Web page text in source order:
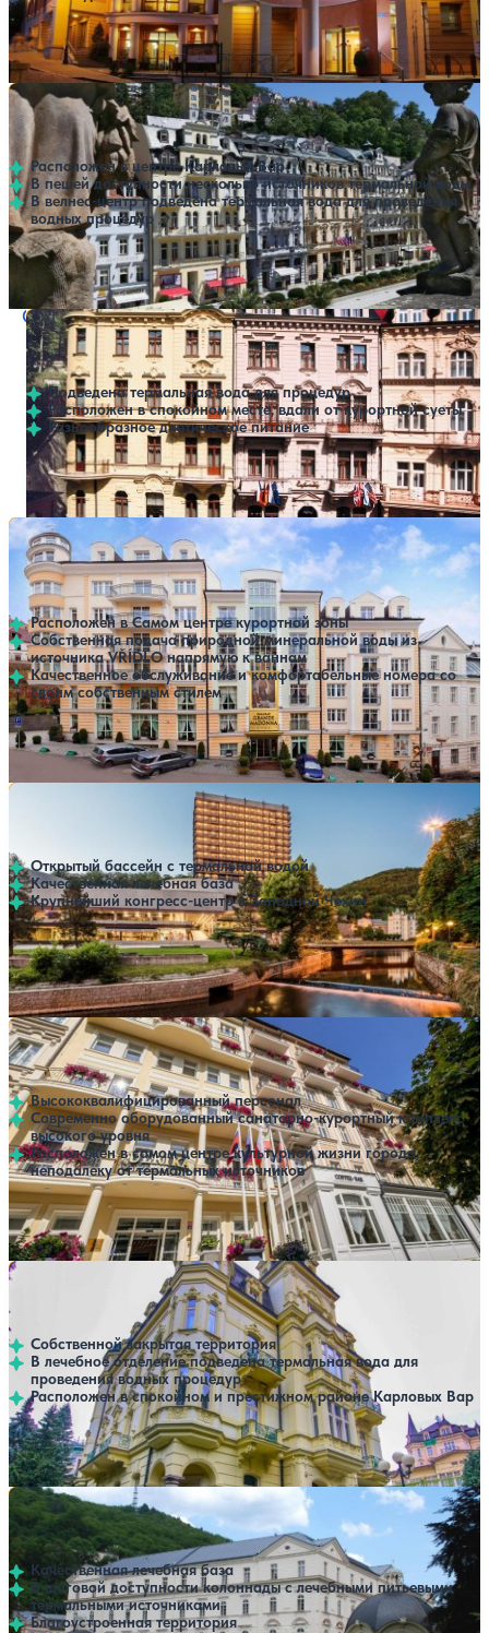
Профилей лечения:3 Крытый бассейн SPA
Санаторий ASTORIA Hotel & Medical Spa
Карловы Вары
Расположен в центре Карловых Вар
В пешей доступности несколько источников термальной воды
В велнес-центр подведена термальная вода для проведения
водных процедур
Профилей лечения:3 Крытый бассейн SPA
Нет цен или свободных мест на выбранные даты
Выбрать другой вариант
Санаторий Cajkovskij
Карловы Вары
Подведена термальная вода для процедур
Расположен в спокойном месте, вдали от курортной суеты
Разнообразное диетическое питание
Профилей лечения:3 Крытый бассейн SPA
Нет цен или свободных мест на выбранные даты
Выбрать другой вариант
Санаторий Spa and Wellness Hotel Karlsbad Grande
Madonna
Карловы Вары
Расположен в Самом центре курортной зоны
Собственная подача природной минеральной воды из
источника VŘÍDLO напрямую к ваннам
Качественное обслуживание и комфортабельные номера со
своим собственным стилем
Профилей лечения:3 SPA
Нет цен или свободных мест на выбранные даты
Выбрать другой вариант
Санаторий Thermal
Открытый бассейн с термальной водой
Качественная лечебная база
Крупнейший конгресс-центр в Западной Чехии
Профилей лечения:3 Крытый бассейн
Открытый бассейн
SPA
Нет цен или свободных мест на выбранные даты
Выбрать другой вариант
Санаторий Ulrika
Карловы Вары
Высококвалифицированный персонал
Современно оборудованный санаторно-курортный комплекс
высокого уровня
Расположен в самом центре культурной жизни города,
неподалеку от термальных источников
Профилей лечения:3 Крытый бассейн SPA
Нет цен или свободных мест на выбранные даты
Выбрать другой вариант
Санаторий Mignon
Собственной закрытая территория
В лечебное отделение подведена термальная вода для
проведения водных процедур
Расположен в спокойном и престижном районе Карловых Вар
Профилей лечения:3
Нет цен или свободных мест на выбранные даты
Выбрать другой вариант
Санаторий Sadovy Pramen
Карловы Вары
Качественная лечебная база
В шаговой доступности колоннады с лечебными питьевыми
термальными источниками
Благоустроенная территория
Нет цен или свободных мест на выбранные даты
Выбрать другой вариант